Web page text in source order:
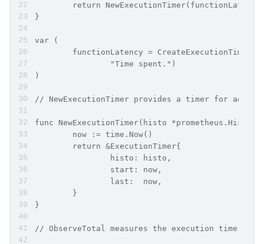
return
}
var (
functionLatency =
		"Time spent.")
)
// NewExecutionTimer provides a timer for
func NewExecutionTimer(histo
	now := time.Now()
	return &ExecutionTimer{
		histo: histo,
		start: now,
		last:  now,
	}
}
// ObserveTotal measures the execution time